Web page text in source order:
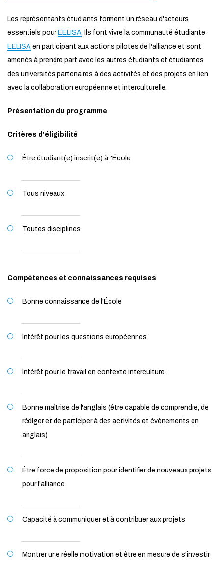
Les représentants étudiants forment un réseau d'acteurs
essentiels pour EELISA. Ils font vivre la communauté étudiante
EELISA en participant aux actions pilotes de l'alliance et sont
amenés à prendre part avec les autres étudiants et étudiantes
des universités partenaires à des activités et des projets en lien
avec la collaboration européenne et interculturelle.
Présentation du programme
Critères d'éligibilité
Être étudiant(e) inscrit(e) à l'École
Tous niveaux
Toutes disciplines
Compétences et connaissances requises
Bonne connaissance de l'École
Intérêt pour les questions européennes
Intérêt pour le travail en contexte interculturel
Bonne maîtrise de l'anglais (être capable de comprendre, de
rédiger et de participer à des activités et évènements en
anglais)
Être force de proposition pour identifier de nouveaux projets
pour l'alliance
Capacité à communiquer et à contribuer aux projets
Montrer une réelle motivation et être en mesure de s'investir